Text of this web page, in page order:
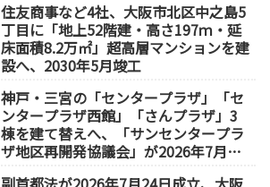
住友商事など4社、大阪市北区中之島5
丁目に「地上52階建・高さ197ｍ・延
床面積8.2万㎡」超高層マンションを建
設へ、2030年5月竣工
神戸・三宮の「センタープラザ」「セ
ンタープラザ西館」「さんプラザ」3
棟を建て替えへ、「サンセンタープラ
ザ地区再開発協議会」が2026年7月発